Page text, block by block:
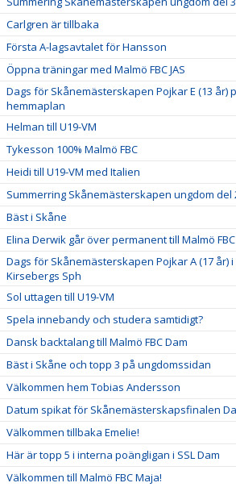
Carlgren är tillbaka
Första A-lagsavtalet för Hansson
Öppna träningar med Malmö FBC JAS
Dags för Skånemästerskapen Pojkar E (13 år)
hemmaplan
Helman till U19-VM
Tykesson 100% Malmö FBC
Heidi till U19-VM med Italien
Summerring Skånemästerskapen ungdom del
Bäst i Skåne
Elina Derwik går över permanent till Malmö FBC
Dags för Skånemästerskapen Pojkar A (17 år) i
Kirsebergs Sph
Sol uttagen till U19-VM
Spela innebandy och studera samtidigt?
Dansk backtalang till Malmö FBC Dam
Bäst i Skåne och topp 3 på ungdomssidan
Välkommen hem Tobias Andersson
Datum spikat för Skånemästerskapsfinalen
Välkommen tillbaka Emelie!
Här är topp 5 i interna poängligan i SSL Dam
Välkommen till Malmö FBC Maja!